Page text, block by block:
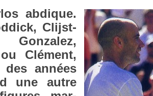
ab­dique.
Clijst­
Clément,
années
une autre